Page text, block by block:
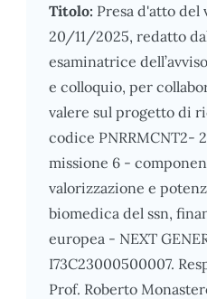
Titolo: Presa d'atto del
20/11/2025, redatto
esaminatrice
e colloquio, per
valere sul progetto di
codice PNRRMCNT2-
missione 6 -
valorizzazione e
biomedica del ssn,
europea - NEXT
I73C23000500007.
Prof. Roberto